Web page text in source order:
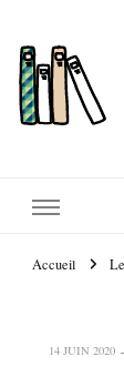
Accueil
14 JUIN 2020